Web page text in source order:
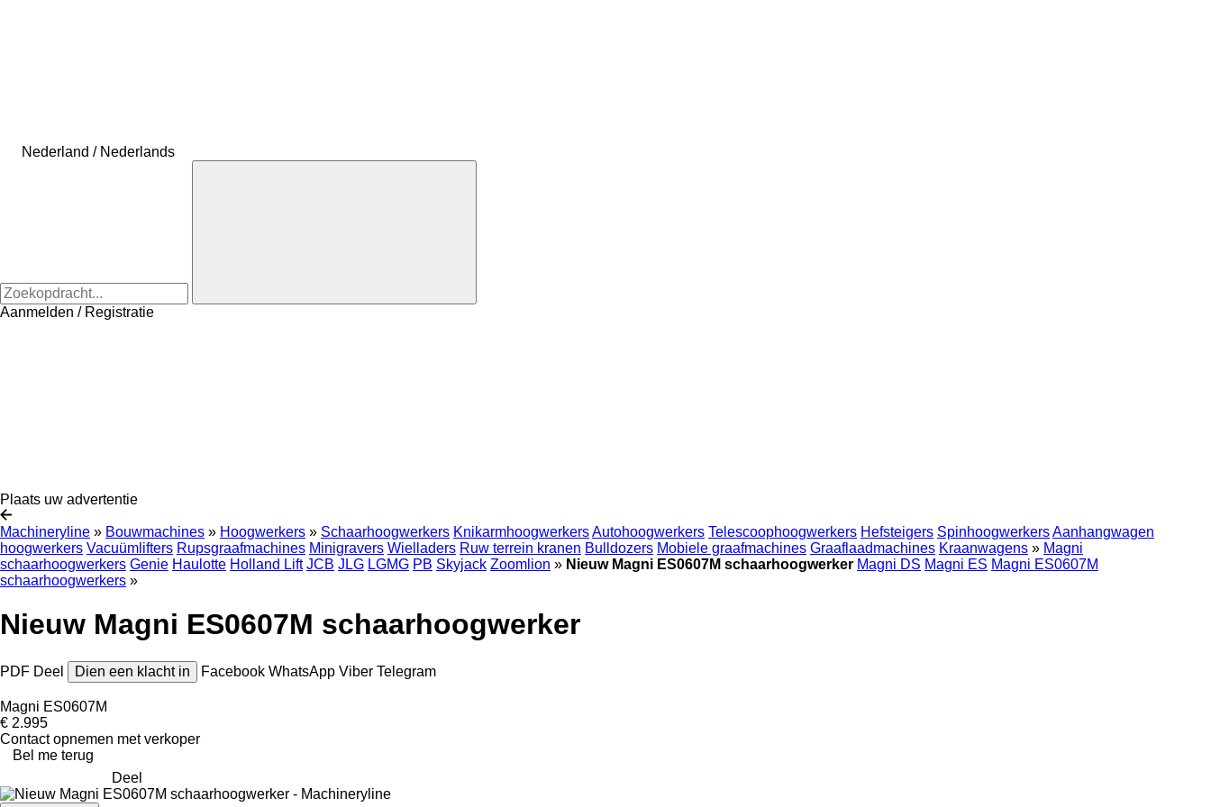
Nederland / Nederlands
Aanmelden / Registratie
Plaats uw advertentie
Machineryline » Bouwmachines » Hoogwerkers » Schaarhoogwerkers KnikarmhoogwerkersAutohoogwerkers Telescoophoogwerkers Hefsteigers SpinhoogwerkersAanhangwagen
hoogwerkers Vacuümlifters Rupsgraafmachines Minigravers Wielladers Ruw terrein kranen Bulldozers Mobiele graafmachines Graaflaadmachines Kraanwagens » Magni
schaarhoogwerkers Genie Haulotte Holland Lift JCB JLG LGMG PB Skyjack Zoomlion » Nieuw Magni ES0607M schaarhoogwerker Magni DS Magni ES Magni ES0607M
schaarhoogwerkers »
Nieuw Magni ES0607M schaarhoogwerker
PDF Deel Dien een klacht in Facebook WhatsApp Viber Telegram
Magni ES0607M
€ 2.995
Contact opnemen met verkoper
Bel me terug
Deel